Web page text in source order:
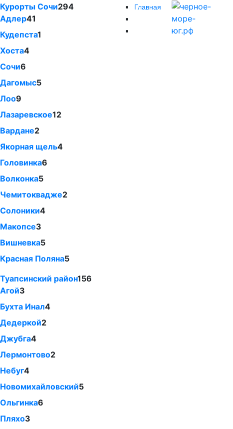
Курорты Сочи294
Адлер41
Кудепста1
Хоста4
Сочи6
Дагомыс5
Лоо9
Лазаревское12
Вардане2
Якорная щель4
Головинка6
Волконка5
Чемитоквадже2
Солоники4
Макопсе3
Вишневка5
Красная Поляна5
Туапсинский район156
Агой3
Бухта Инал4
Дедеркой2
Джубга4
Лермонтово2
Небуг4
Новомихайловский5
Ольгинка6
Пляхо3
Главная